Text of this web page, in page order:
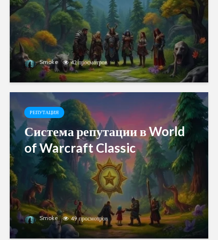
Smoke 42 просмотров
РЕПУТАЦИЯ
Система репутации в World
of Warcraft Classic
Smoke 49 просмотров